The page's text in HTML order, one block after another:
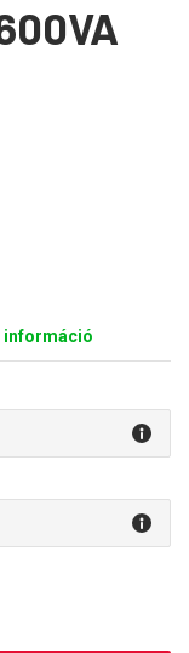
információ